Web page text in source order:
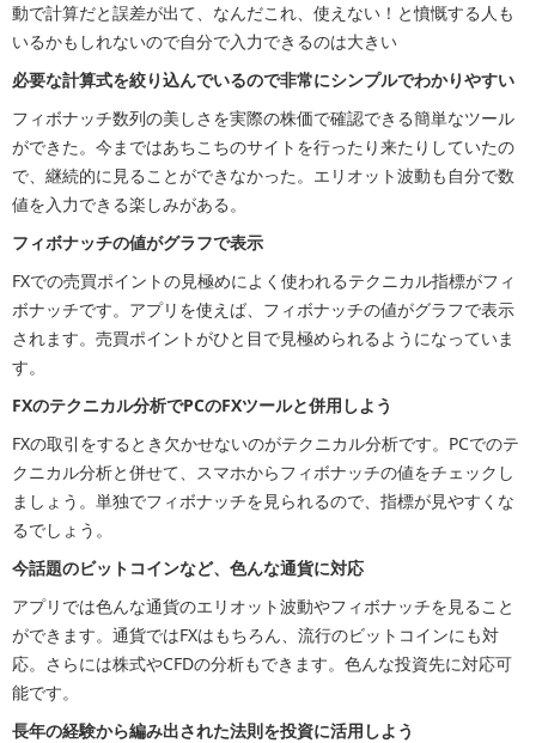
動で計算だと誤差が出て、なんだこれ、使えない！と憤慨する人も
いるかもしれないので自分で入力できるのは大きい
必要な計算式を絞り込んでいるので非常にシンプルでわかりやすい
フィボナッチ数列の美しさを実際の株価で確認できる簡単なツール
ができた。今まではあちこちのサイトを行ったり来たりしていたの
で、継続的に見ることができなかった。エリオット波動も自分で数
値を入力できる楽しみがある。
フィボナッチの値がグラフで表示
FXでの売買ポイントの見極めによく使われるテクニカル指標がフィ
ボナッチです。アプリを使えば、フィボナッチの値がグラフで表示
されます。売買ポイントがひと目で見極められるようになっていま
す。
FXのテクニカル分析でPCのFXツールと併用しよう
FXの取引をするとき欠かせないのがテクニカル分析です。PCでのテ
クニカル分析と併せて、スマホからフィボナッチの値をチェックし
ましょう。単独でフィボナッチを見られるので、指標が見やすくな
るでしょう。
今話題のビットコインなど、色んな通貨に対応
アプリでは色んな通貨のエリオット波動やフィボナッチを見ること
ができます。通貨ではFXはもちろん、流行のビットコインにも対
応。さらには株式やCFDの分析もできます。色んな投資先に対応可
能です。
長年の経験から編み出された法則を投資に活用しよう